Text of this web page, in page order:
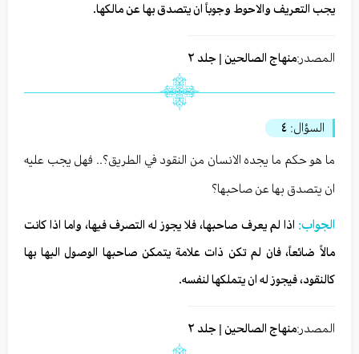
يجب التعريف والاحوط وجوباً ان يتصدق بها عن مالكها.
المصدر:منهاج الصالحين | جلد ٢
السؤال: ٤
ما هو حكم ما يجده الانسان من النقود في الطريق؟.. فهل يجب عليه
ان يتصدق بها عن صاحبها؟
الجواب: اذا لم يعرف صاحبها، فلا يجوز له التصرف فيها، واما اذا كانت
مالاً ضائعاً، فان لم تكن ذات علامة يتمكن صاحبها الوصول اليها بها
كالنقود، فيجوز له ان يتملكها لنفسه.
المصدر:منهاج الصالحين | جلد ٢